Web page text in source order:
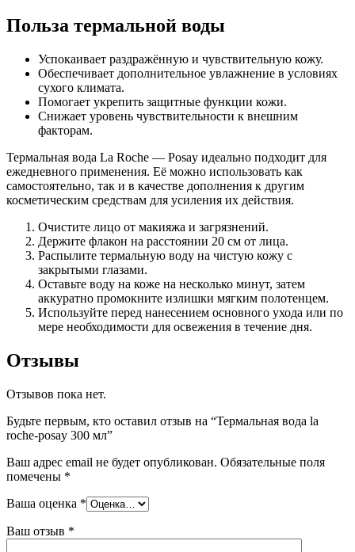
Польза термальной воды
Успокаивает раздражённую и чувствительную кожу.
Обеспечивает дополнительное увлажнение в условиях
сухого климата.
Помогает укрепить защитные функции кожи.
Снижает уровень чувствительности к внешним
факторам.
Термальная вода La Roche — Posay идеально подходит для
ежедневного применения. Её можно использовать как
самостоятельно, так и в качестве дополнения к другим
косметическим средствам для усиления их действия.
Очистите лицо от макияжа и загрязнений.
Держите флакон на расстоянии 20 см от лица.
Распылите термальную воду на чистую кожу с
закрытыми глазами.
Оставьте воду на коже на несколько минут, затем
аккуратно промокните излишки мягким полотенцем.
Используйте перед нанесением основного ухода или по
мере необходимости для освежения в течение дня.
Отзывы
Отзывов пока нет.
Будьте первым, кто оставил отзыв на “Термальная вода la
roche-posay 300 мл”
Ваш адрес email не будет опубликован. Обязательные поля
помечены *
Ваша оценка *
Ваш отзыв *